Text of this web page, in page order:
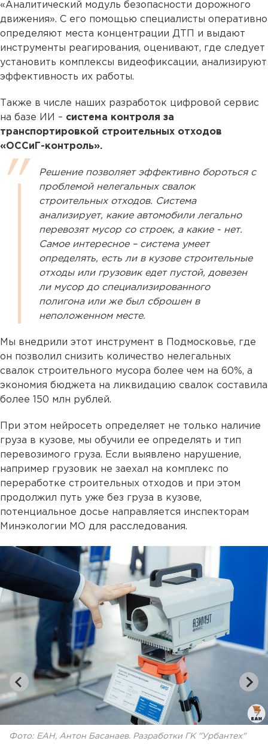
«Аналитический модуль безопасности дорожного
движения». C его помощью специалисты оперативно
определяют места концентрации ДТП и выдают
инструменты реагирования, оценивают, где следует
установить комплексы видеофиксации, анализируют
эффективность их работы.
Также в числе наших разработок цифровой сервис
на базе ИИ – система контроля за
транспортировкой строительных отходов
«ОССиГ-контроль».
Решение позволяет эффективно бороться с
проблемой нелегальных свалок
строительных отходов. Система
анализирует, какие автомобили легально
перевозят мусор со строек, а какие - нет.
Самое интересное – система умеет
определять, есть ли в кузове строительные
отходы или грузовик едет пустой, довезен
ли мусор до специализированного
полигона или же был сброшен в
неположенном месте.
Мы внедрили этот инструмент в Подмосковье, где
он позволил снизить количество нелегальных
свалок строительного мусора более чем на 60%, а
экономия бюджета на ликвидацию свалок составила
более 150 млн рублей.
При этом нейросеть определяет не только наличие
груза в кузове, мы обучили ее определять и тип
перевозимого груза. Если выявлено нарушение,
например грузовик не заехал на комплекс по
переработке строительных отходов и при этом
продолжил путь уже без груза в кузове,
потенциальное досье направляется инспекторам
Минэкологии МО для расследования.
Фото: ЕАН, Антон Басанаев. Разработки ГК "Урбантех"